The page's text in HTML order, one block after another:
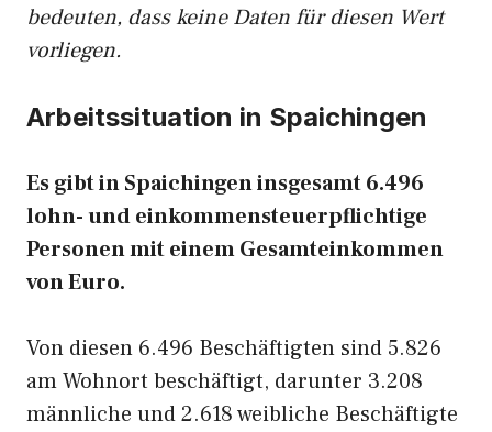
bedeuten, dass keine Daten für diesen Wert
vorliegen.
Arbeitssituation in Spaichingen
Es gibt in Spaichingen insgesamt 6.496
lohn- und einkommensteuerpflichtige
Personen mit einem Gesamteinkommen
von Euro.
Von diesen 6.496 Beschäftigten sind 5.826
am Wohnort beschäftigt, darunter 3.208
männliche und 2.618 weibliche Beschäftigte